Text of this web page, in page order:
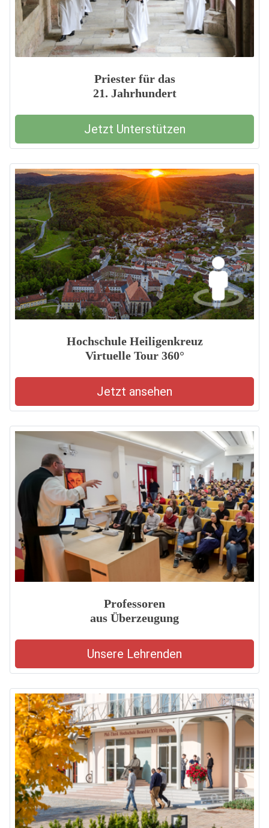
Priester für das
21. Jahrhundert
Jetzt Unterstützen
Hochschule Heiligenkreuz
Virtuelle Tour 360°
Jetzt ansehen
Professoren
aus Überzeugung
Unsere Lehrenden